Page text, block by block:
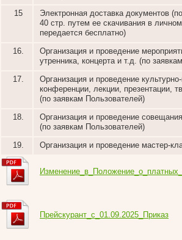
15
Электронная доставка документов
40 стр. путем ее скачивания в
передается бесплатно)
16.
Организация и проведение
утренника, концерта и т.д. (по
17.
Организация и проведение
конференции, лекции, презентации,
(по заявкам Пользователей)
18.
Организация и проведение
(по заявкам Пользователей)
19.
Организация и проведение мастер-
Прейскурант_с_01.09.2025_Приказ